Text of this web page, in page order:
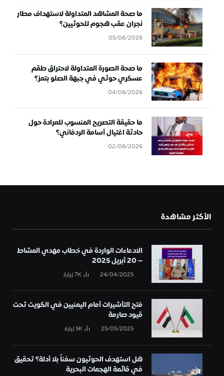
ما صحة المشاهد المتداولة لاستهداف مطار
نجران عقب هجوم للحوثيين؟
05/08/2026
ما صحة الصورة المتداولة لاحتراق طقم
عسكري حوثي في جبهة الصلو بتعز؟
04/08/2026
ما حقيقة التصريح المنسوب للعرادة حول
حادثة اغتيال أسامة الردفاني؟
02/08/2026
الأكثر مشاهدة
الادعاءات الواردة في خطاب مهدي المشاط
– 20 أبريل 2025
24/04/2025
7Kزيارة
فتح التأشيرات أمام اليمنيين في الكويت تحت
قيود صارمة
25/05/2025
5Kزيارة
هل استهدف الحوثيون سفناً بلا أدلة؟ تحقيق
في قائمة الهجمات البحرية